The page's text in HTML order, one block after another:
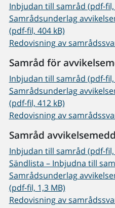
Inbjudan till samråd (pdf-fil,
Samrådsunderlag
(pdf-fil, 404 kB)
Redovisning av
Samråd för
Inbjudan till samråd (pdf-fil,
Samrådsunderlag
(pdf-fil, 412 kB)
Redovisning av
Samråd
Inbjudan till samråd (pdf-fil,
Sändlista – Inbjudna till
Samrådsunderlag
(pdf-fil, 1,3 MB)
Redovisning av